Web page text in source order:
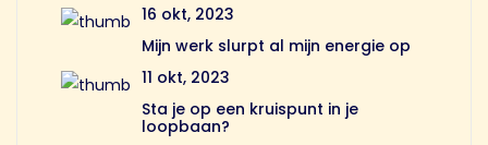
16 okt, 2023
Mijn werk slurpt al mijn energie op
11 okt, 2023
Sta je op een kruispunt in je
loopbaan?